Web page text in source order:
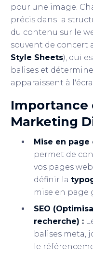
pour une image.
précis dans la
du contenu sur le
souvent de concert
Style Sheets), qui
balises et
apparaissent à
Importance
Marketing
Mise en page
permet de
vos pages
définir la
mise en page
SEO
recherche) :
balises meta,
le